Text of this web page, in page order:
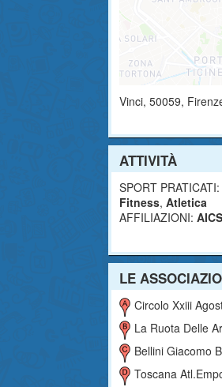
Vinci, 50059,
ATTIVITÀ
SPORT PRATICATI:
Fitness, Atletica
AFFILIAZIONI: AICS
LE
Circolo Xxiii Agosto
La Ruota Delle Arti, Danza E
Bellini Giacomo
Toscana Atl.empoli